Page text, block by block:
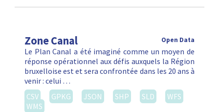
Zone Canal Open Data
Le Plan Canal a été imaginé comme un moyen de
réponse opérationnel aux défis auxquels la Région
bruxelloise est et sera confrontée dans les 20 ans à
venir : celui …
CSV
GPKG JSON SHP SLD
WFS
WMS